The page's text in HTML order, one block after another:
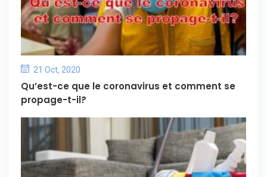
21 Oct, 2020
Qu’est-ce que le coronavirus et comment se
propage-t-il?